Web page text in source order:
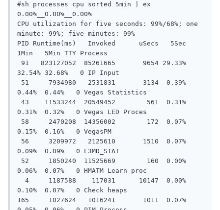
#sh processes cpu sorted 5min | ex
0.00%__0.00%__0.00%
CPU utilization for five seconds: 99%/68%; one
minute: 99%; five minutes: 99%
PID Runtime(ms)   Invoked      uSecs   5Sec
1Min   5Min TTY Process
32.54% 32.68%   0 IP Input
0.44%  0.44%   0 Vegas Statistics
0.31%  0.32%   0 Vegas LED Proces
0.15%  0.16%   0 VegasPM
0.09%  0.09%   0 L3MD_STAT
0.06%  0.07%   0 HMATM Learn proc
0.10%  0.07%   0 Check heaps
165     1027624   1016241       1011  0.07%